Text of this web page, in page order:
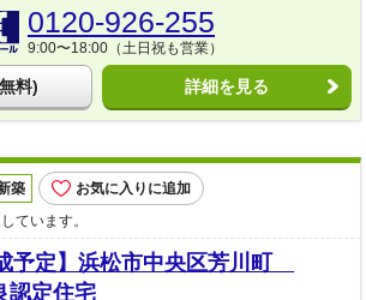
0120-926-255
9:00〜18:00（土日祝も営業）
料) 詳細を見る
築 お気に入りに追加
ています。
予定】浜松市中央区芳川町
定住宅